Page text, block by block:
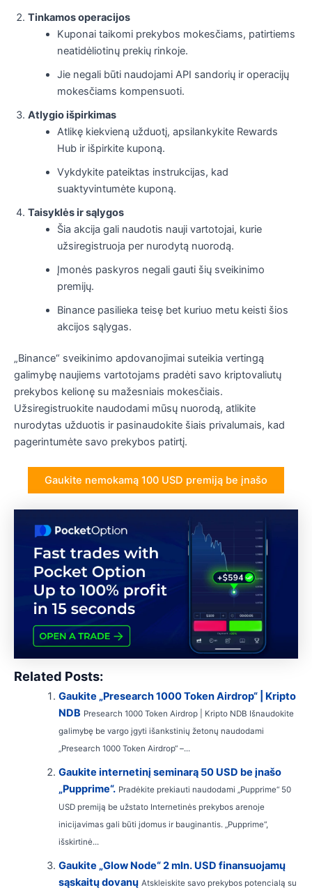
Tinkamos operacijos
Kuponai taikomi prekybos mokesčiams, patirtiems
neatidėliotinų prekių rinkoje.
Jie negali būti naudojami API sandorių ir operacijų
mokesčiams kompensuoti.
Atlygio išpirkimas
Atlikę kiekvieną užduotį, apsilankykite Rewards
Hub ir išpirkite kuponą.
Vykdykite pateiktas instrukcijas, kad
suaktyvintumėte kuponą.
Taisyklės ir sąlygos
Šia akcija gali naudotis nauji vartotojai, kurie
užsiregistruoja per nurodytą nuorodą.
Įmonės paskyros negali gauti šių sveikinimo
premijų.
Binance pasilieka teisę bet kuriuo metu keisti šios
akcijos sąlygas.
„Binance“ sveikinimo apdovanojimai suteikia vertingą
galimybę naujiems vartotojams pradėti savo kriptovaliutų
prekybos kelionę su mažesniais mokesčiais.
Užsiregistruokite naudodami mūsų nuorodą, atlikite
nurodytas užduotis ir pasinaudokite šiais privalumais, kad
pagerintumėte savo prekybos patirtį.
Gaukite nemokamą 100 USD premiją be įnašo
Related Posts:
Gaukite „Presearch 1000 Token Airdrop“ | Kripto
NDB Presearch 1000 Token Airdrop | Kripto NDB Išnaudokite
galimybę be vargo įgyti išankstinių žetonų naudodami
„Presearch 1000 Token Airdrop“ –...
Gaukite internetinį seminarą 50 USD be įnašo
„Pupprime“. Pradėkite prekiauti naudodami „Pupprime“ 50
USD premiją be užstato Internetinės prekybos arenoje
inicijavimas gali būti įdomus ir bauginantis. „Pupprime“,
išskirtinė...
Gaukite „Glow Node“ 2 mln. USD finansuojamų
sąskaitų dovanų Atskleiskite savo prekybos potencialą su